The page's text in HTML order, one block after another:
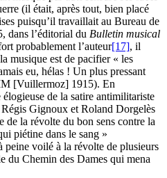
(il était, après tout, bien placé
puisqu’il travaillait au Bureau de
dans l’éditorial du Bulletin musical
probablement l’auteur[17], il
musique est de pacifier « les
eu, hélas ! Un plus pressant
[Vuillermoz] 1915). En
de la satire antimilitariste
Régis Gignoux et Roland Dorgelès
de la révolte du bon sens contre la
piétine dans le sang »
voilé à la révolte de plusieurs
du Chemin des Dames qui mena